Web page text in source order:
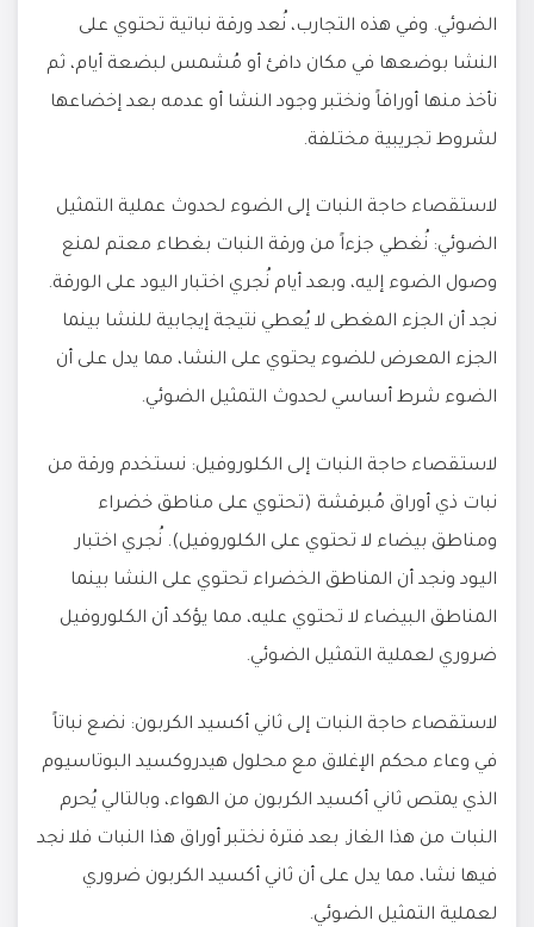
الضوئي. وفي هذه التجارب، نُعد ورقة نباتية تحتوي على
النشا بوضعها في مكان دافئ أو مُشمس لبضعة أيام، ثم
نأخذ منها أوراقاً ونختبر وجود النشا أو عدمه بعد إخضاعها
لشروط تجريبية مختلفة.
لاستقصاء حاجة النبات إلى الضوء لحدوث عملية التمثيل
الضوئي: نُغطي جزءاً من ورقة النبات بغطاء معتم لمنع
وصول الضوء إليه، وبعد أيام نُجري اختبار اليود على الورقة.
نجد أن الجزء المغطى لا يُعطي نتيجة إيجابية للنشا بينما
الجزء المعرض للضوء يحتوي على النشا، مما يدل على أن
الضوء شرط أساسي لحدوث التمثيل الضوئي.
لاستقصاء حاجة النبات إلى الكلوروفيل: نستخدم ورقة من
نبات ذي أوراق مُبرقشة (تحتوي على مناطق خضراء
ومناطق بيضاء لا تحتوي على الكلوروفيل). نُجري اختبار
اليود ونجد أن المناطق الخضراء تحتوي على النشا بينما
المناطق البيضاء لا تحتوي عليه، مما يؤكد أن الكلوروفيل
ضروري لعملية التمثيل الضوئي.
لاستقصاء حاجة النبات إلى ثاني أكسيد الكربون: نضع نباتاً
في وعاء محكم الإغلاق مع محلول هيدروكسيد البوتاسيوم
الذي يمتص ثاني أكسيد الكربون من الهواء، وبالتالي يُحرم
النبات من هذا الغاز. بعد فترة نختبر أوراق هذا النبات فلا نجد
فيها نشا، مما يدل على أن ثاني أكسيد الكربون ضروري
لعملية التمثيل الضوئي.